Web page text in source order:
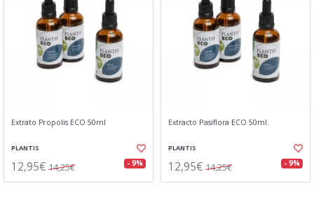
Extrato Propolis ECO 50ml
PLANTIS
12,95€ 14,25€ - 9%
Extracto Pasiflora ECO 50ml.
PLANTIS
12,95€ 14,25€ - 9%